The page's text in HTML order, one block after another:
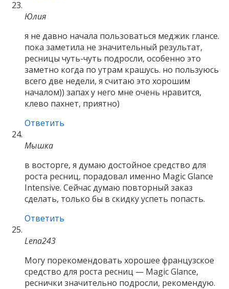
Юлия
я не давно начала пользоваться меджик глансе.
пока заметила не значительный результат,
ресницы чуть-чуть подросли, особенно это
заметно когда по утрам крашусь. но пользуюсь
всего две недели, я считаю это хорошим
началом)) запах у него мне очень нравится,
клево пахнет, приятно)
Ответить
Мышка
в восторге, я думаю достойное средство для
роста ресниц, порадовал именно Magic Glance
Intensive. Сейчас думаю повторный заказ
сделать, только бы в скидку успеть попасть.
Ответить
Lena243
Могу порекомендовать хорошее французское
средство для роста ресниц — Magic Glance,
реснички значительно подросли, рекомендую.